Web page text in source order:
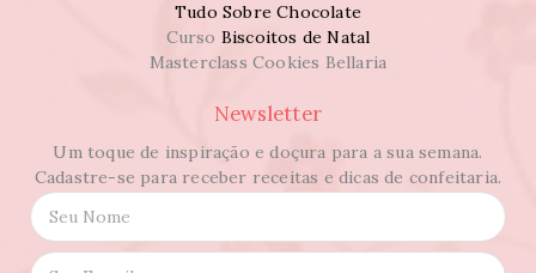
Tudo Sobre Chocolate
Curso Biscoitos de Natal
Masterclass Cookies Bellaria
Newsletter
Um toque de inspiração e doçura para a sua semana.
Cadastre-se para receber receitas e dicas de confeitaria.
N
o
m
eE